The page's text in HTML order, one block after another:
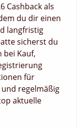
Cashback als
du dir einen
langfristig
sicherst du
bei Kauf,
für
regelmäßig
aktuelle